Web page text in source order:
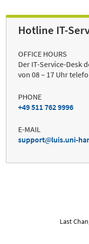
Hotline IT-
OFFICE HOURS
Der IT-Service-Desk
von 08 – 17 Uhr
PHONE
+49 511 762 9996
E-MAIL
support
luis.uni-
Last